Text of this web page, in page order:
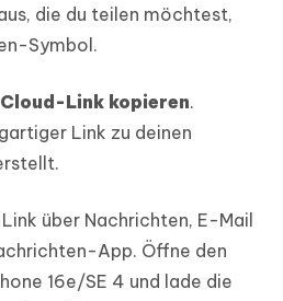
die du teilen möchtest,
Symbol.
Link kopieren.
Link zu deinen
über Nachrichten, E-Mail
App. Öffne den
16e/SE 4 und lade die